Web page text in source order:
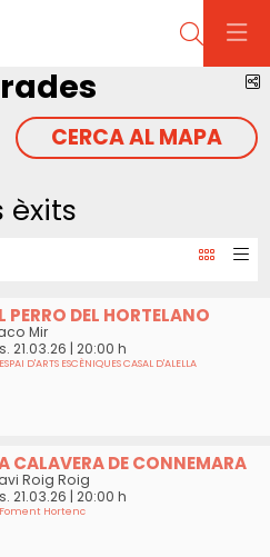
Cerca
CERCA AL MAPA
èxits
PERRO DEL HORTELANO
Mir
21.03.26 | 20:00 h
D'ARTS ESCÈNIQUES CASAL D'ALELLA
CALAVERA DE CONNEMARA
Roig Roig
21.03.26 | 20:00 h
Hortenc